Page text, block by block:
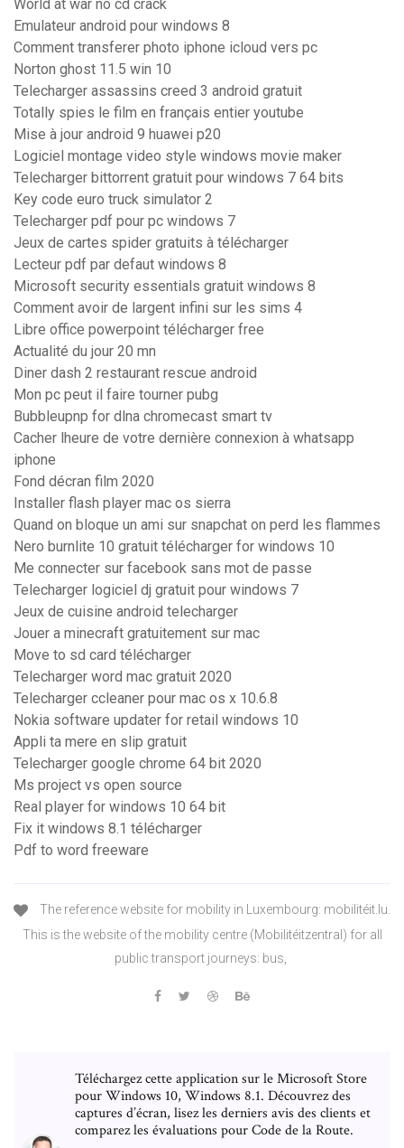
World at war no cd crack
Emulateur android pour windows 8
Comment transferer photo iphone icloud vers pc
Norton ghost 11.5 win 10
Telecharger assassins creed 3 android gratuit
Totally spies le film en français entier youtube
Mise à jour android 9 huawei p20
Logiciel montage video style windows movie maker
Telecharger bittorrent gratuit pour windows 7 64 bits
Key code euro truck simulator 2
Telecharger pdf pour pc windows 7
Jeux de cartes spider gratuits à télécharger
Lecteur pdf par defaut windows 8
Microsoft security essentials gratuit windows 8
Comment avoir de largent infini sur les sims 4
Libre office powerpoint télécharger free
Actualité du jour 20 mn
Diner dash 2 restaurant rescue android
Mon pc peut il faire tourner pubg
Bubbleupnp for dlna chromecast smart tv
Cacher lheure de votre dernière connexion à whatsapp
iphone
Fond décran film 2020
Installer flash player mac os sierra
Quand on bloque un ami sur snapchat on perd les flammes
Nero burnlite 10 gratuit télécharger for windows 10
Me connecter sur facebook sans mot de passe
Telecharger logiciel dj gratuit pour windows 7
Jeux de cuisine android telecharger
Jouer a minecraft gratuitement sur mac
Move to sd card télécharger
Telecharger word mac gratuit 2020
Telecharger ccleaner pour mac os x 10.6.8
Nokia software updater for retail windows 10
Appli ta mere en slip gratuit
Telecharger google chrome 64 bit 2020
Ms project vs open source
Real player for windows 10 64 bit
Fix it windows 8.1 télécharger
Pdf to word freeware
The reference website for mobility in Luxembourg: mobilitéit.lu.
This is the website of the mobility centre (Mobilitéitzentral) for all
public transport journeys: bus,
Téléchargez cette application sur le Microsoft Store
pour Windows 10, Windows 8.1. Découvrez des
captures d’écran, lisez les derniers avis des clients et
comparez les évaluations pour Code de la Route.